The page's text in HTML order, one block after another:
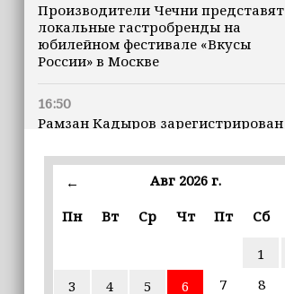
Производители Чечни представят
локальные гастробренды на
юбилейном фестивале «Вкусы
России» в Москве
16:50
Рамзан Кадыров зарегистрирован
16:47
землетрясения, рассказала
16:12
← Авг 2026 г.
Пн
Вт Ср Чт Пт Сб
1
3
4 5 6 7 8